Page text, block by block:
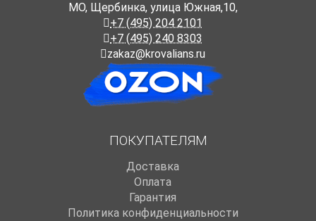
МО, Щербинка, улица Южная,10,
+7 (495) 204 2101
+7 (495) 240 8303
zakaz@krovalians.ru
ПОКУПАТЕЛЯМ
Доставка
Оплата
Гарантия
Политика конфиденциальности